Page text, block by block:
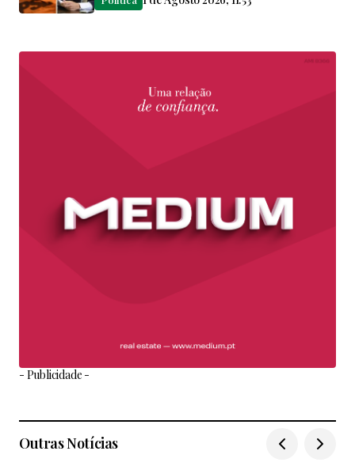
- Publicidade -
Outras Notícias